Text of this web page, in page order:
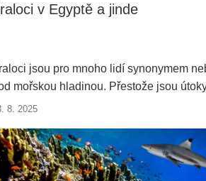
v Egyptě a jinde
jsou pro mnoho lidí synonymem
mořskou hladinou. Přestože jsou
extrémně vzácné, média jim věnují
8. 2025